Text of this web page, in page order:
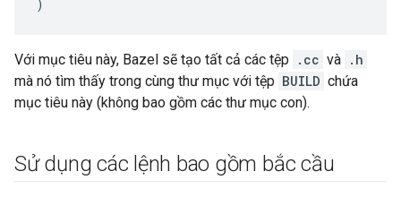
)
Với mục tiêu này, Bazel sẽ tạo tất cả các tệp .cc và .h
mà nó tìm thấy trong cùng thư mục với tệp BUILD chứa
mục tiêu này (không bao gồm các thư mục con).
Sử dụng các lệnh bao gồm bắc cầu